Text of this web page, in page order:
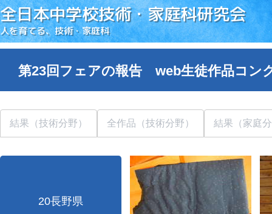
全日本中学校技術・家庭科研究会
人を育てる、技術・家庭科
第23回フェアの報告 web生徒作品コン
結果（技術分野） 全作品（技術分野） 結果（家庭
20長野県